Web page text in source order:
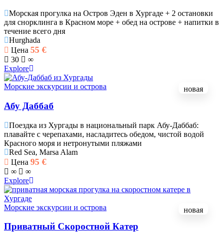
Морская прогулка на Остров Эден в Хургаде + 2 остановки
для снорклинга в Красном море + обед на острове + напитки в
течение всего дня
Hurghada
Цена 55 €
30
∞
Explore
новая
Морские экскурсии и острова
Абу Даббаб
Поездка из Хургады в национальный парк Абу-Даббаб:
плавайте с черепахами, насладитесь обедом, чистой водой
Красного моря и нетронутыми пляжами
Red Sea, Marsa Alam
Цена 95 €
∞
∞
Explore
новая
Морские экскурсии и острова
Приватный Скоростной Катер